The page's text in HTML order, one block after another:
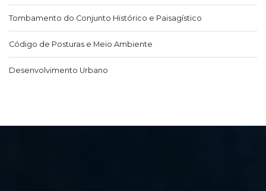
Tombamento do Conjunto Histórico e Paisagístico
Código de Posturas e Meio Ambiente
Desenvolvimento Urbano